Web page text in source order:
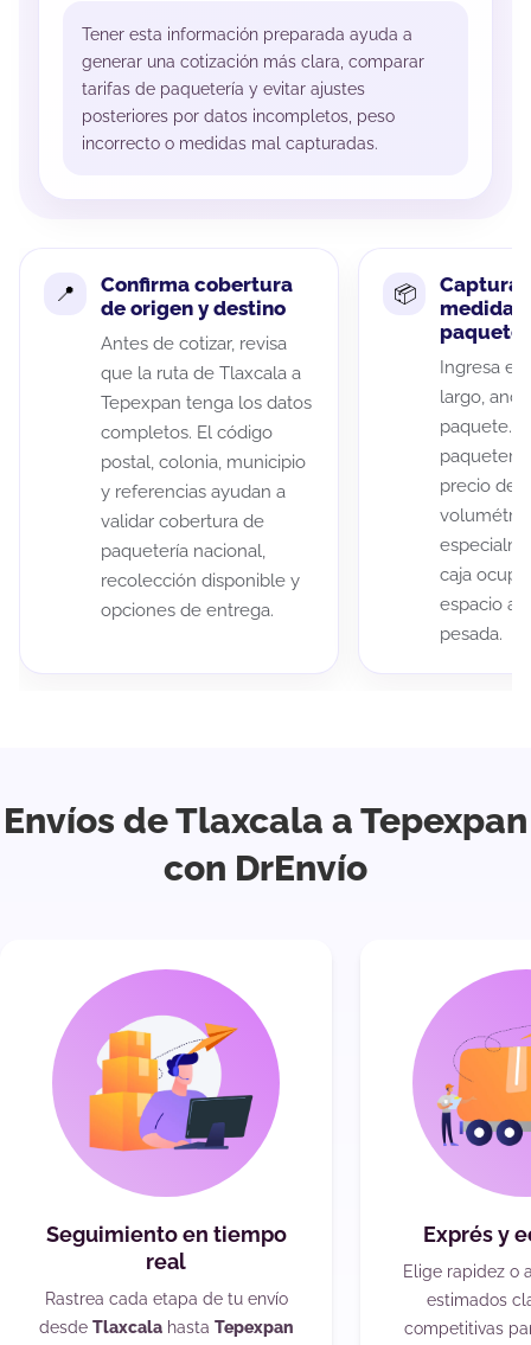
Tener esta información preparada ayuda a
generar una cotización más clara, comparar
tarifas de paquetería y evitar ajustes
posteriores por datos incompletos, peso
incorrecto o medidas mal capturadas.
Confirma cobertura
de origen y destino
Antes de cotizar, revisa
que la ruta de Tlaxcala a
Tepexpan tenga los datos
completos. El código
postal, colonia, municipio
y referencias ayudan a
validar cobertura de
paquetería nacional,
recolección disponible y
opciones de entrega.
Captura
medidas
paquete
Ingresa el
largo,
paquete.
precio de
caja
espacio
pesada.
Envíos de Tlaxcala a Tepexpan
con DrEnvío
Seguimiento en tiempo
real
Rastrea cada etapa de tu envío
desde Tlaxcalahasta Tepexpan
Exprés y
Elige rapidez o
estimados
competitivas